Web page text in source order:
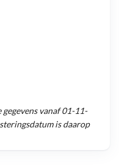
vanaf01-11-
is daarop